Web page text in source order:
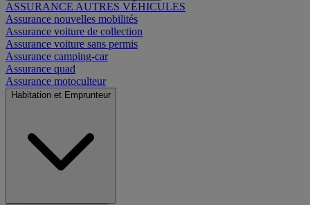
ASSURANCE AUTRES VÉHICULES
Assurance nouvelles mobilités
Assurance voiture de collection
Assurance voiture sans permis
Assurance camping-car
Assurance quad
Assurance motoculteur
Habitation et Emprunteur